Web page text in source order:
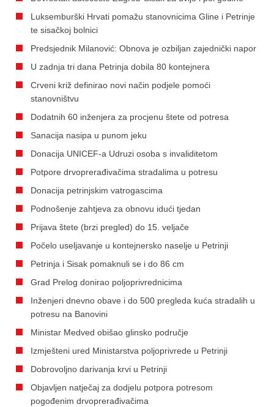
Luksemburški Hrvati pomažu stanovnicima Gline i Petrinje
te sisačkoj bolnici
Predsjednik Milanović: Obnova je ozbiljan zajednički napor
U zadnja tri dana Petrinja dobila 80 kontejnera
Crveni križ definirao novi način podjele pomoći
stanovništvu
Dodatnih 60 inženjera za procjenu štete od potresa
Sanacija nasipa u punom jeku
Donacija UNICEF-a Udruzi osoba s invaliditetom
Potpore drvoprerađivačima stradalima u potresu
Donacija petrinjskim vatrogascima
Podnošenje zahtjeva za obnovu idući tjedan
Prijava štete (brzi pregled) do 15. veljače
Počelo useljavanje u kontejnersko naselje u Petrinji
Petrinja i Sisak pomaknuli se i do 86 cm
Grad Prelog donirao poljoprivrednicima
Inženjeri dnevno obave i do 500 pregleda kuća stradalih u
potresu na Banovini
Ministar Medved obišao glinsko područje
Izmješteni ured Ministarstva poljoprivrede u Petrinji
Dobrovoljno darivanja krvi u Petrinji
Objavljen natječaj za dodjelu potpora potresom
pogođenim drvoprerađivačima